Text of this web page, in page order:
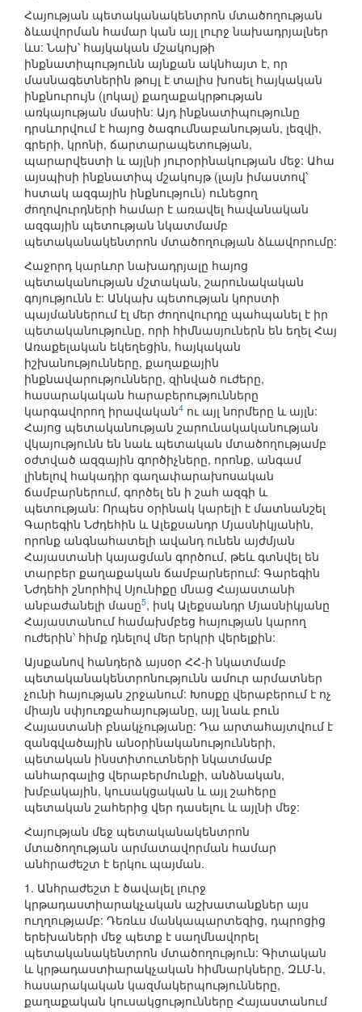
Հայության պետականակենտրոն մտածողության
ձևավորման համար կան այլ լուրջ նախադրյալներ
ևս: Նախ՝ հայկական մշակույթի
ինքնատիպությունն այնքան ակնհայտ է, որ
մասնագետներին թույլ է տալիս խոսել հայկական
ինքնուրույն (լոկալ) քաղաքակրթության
առկայության մասին: Այդ ինքնատիպությունը
դրսևորվում է հայոց ծագումնաբանության, լեզվի,
գրերի, կրոնի, ճարտարապետության,
պարարվեստի և այլնի յուրօրինակության մեջ: Ահա
այսպիսի ինքնատիպ մշակույթ (լայն իմաստով՝
հստակ ազգային ինքնություն) ունեցող
ժողովուրդների համար է առավել հավանական
ազգային պետության նկատմամբ
պետականակենտրոն մտածողության ձևավորումը:
Հաջորդ կարևոր նախադրյալը հայոց
պետականության մշտական, շարունակական
գոյությունն է: Անկախ պետության կորստի
պայմաններում էլ մեր ժողովուրդը պահպանել է իր
պետականությունը, որի հիմնասյուներն են եղել Հայ
Առաքելական եկեղեցին, հայկական
իշխանությունները, քաղաքային
ինքնավարությունները, զինված ուժերը,
հասարակական հարաբերությունները
կարգավորող իրավական4 ու այլ նորմերը և այլն:
Հայոց պետականության շարունակականության
վկայությունն են նաև պետական մտածողությամբ
օժտված ազգային գործիչները, որոնք, անգամ
լինելով հակադիր գաղափարախոսական
ճամբարներում, գործել են ի շահ ազգի և
պետության: Որպես օրինակ կարելի է մատնանշել
Գարեգին Նժդեհին և Ալեքսանդր Մյասնիկյանին,
որոնք անգնահատելի ավանդ ունեն այժմյան
Հայաստանի կայացման գործում, թեև գտնվել են
տարբեր քաղաքական ճամբարներում: Գարեգին
Նժդեհի շնորհիվ Սյունիքը մնաց Հայաստանի
անբաժանելի մասը5, իսկ Ալեքսանդր Մյասնիկյանը
Հայաստանում համախմբեց հայության կարող
ուժերին՝ հիմք դնելով մեր երկրի վերելքին:
Այսքանով հանդերձ այսօր ՀՀ-ի նկատմամբ
պետականակենտրոնությունն ամուր արմատներ
չունի հայության շրջանում: Խոսքը վերաբերում է ոչ
միայն սփյուռքահայությանը, այլ նաև բուն
Հայաստանի բնակչությանը: Դա արտահայտվում է
զանգվածային անօրինականությունների,
պետական ինստիտուտների նկատմամբ
անհարգալից վերաբերմունքի, անձնական,
խմբակային, կուսակցական և այլ շահերը
պետական շահերից վեր դասելու և այլնի մեջ:
Հայության մեջ պետականակենտրոն
մտածողության արմատավորման համար
անհրաժեշտ է երկու պայման.
1. Անհրաժեշտ է ծավալել լուրջ
կրթադաստիարակչական աշխատանքներ այս
ուղղությամբ: Դեռևս մանկապարտեզից, դպրոցից
երեխաների մեջ պետք է սաղմնավորել
պետականակենտրոն մտածողություն: Գիտական
և կրթադաստիարակչական հիմնարկները, ԶԼՄ-ն,
հասարակական կազմակերպությունները,
քաղաքական կուսակցությունները Հայաստանում